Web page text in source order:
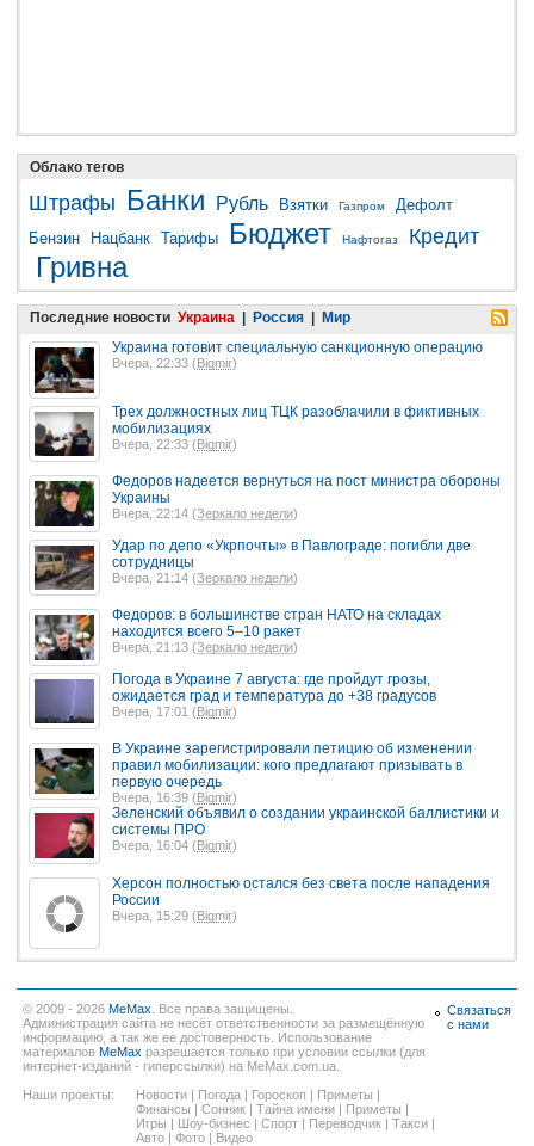
Облако тегов
Штрафы Банки Рубль Взятки Газпром
Дефолт
Бензин
Нацбанк Тарифы Бюджет Нафтогаз Кредит
Гривна
Последние новости Украина Россия
Мир
Украина готовит специальную санкционную операцию
Вчера, 22:33 (Bigmir)
Трех должностных лиц ТЦК разоблачили в фиктивных
мобилизациях
Вчера, 22:33 (Bigmir)
Федоров надеется вернуться на пост министра обороны
Украины
Вчера, 22:14 (Зеркало недели)
Удар по депо «Укрпочты» в Павлограде: погибли две
сотрудницы
Вчера, 21:14 (Зеркало недели)
Федоров: в большинстве стран НАТО на складах
находится всего 5–10 ракет
Вчера, 21:13 (Зеркало недели)
Погода в Украине 7 августа: где пройдут грозы,
ожидается град и температура до +38 градусов
Вчера, 17:01 (Bigmir)
В Украине зарегистрировали петицию об изменении
правил мобилизации: кого предлагают призывать в
первую очередь
Вчера, 16:39 (Bigmir)
Зеленский объявил о создании украинской баллистики и
системы ПРО
Вчера, 16:04 (Bigmir)
Херсон полностью остался без света после нападения
России
Вчера, 15:29 (Bigmir)
© 2009 - 2026 MeMax . Все права защищены.
Администрация сайта не несёт ответственности за размещённую
информацию, а так же ее достоверность. Использование
материалов MeMax разрешается только при условии ссылки (для
интернет-изданий - гиперссылки) на MeMax.com.ua.
Наши проекты:
Новости | Погода | Гороскоп | Приметы |
Финансы | Сонник | Тайна имени | Приметы |
Игры | Шоу-бизнес | Спорт | Переводчик | Такси |
Авто | Фото | Видео
Связаться
с нами